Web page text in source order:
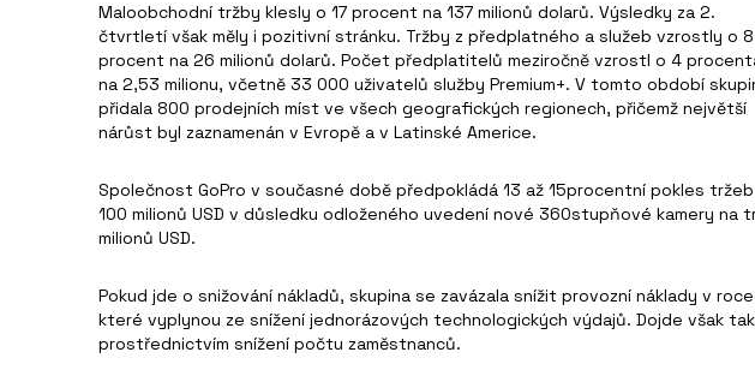
Maloobchodní tržby klesly o 17 procent na 137 milionů dolarů. Výsledky za 2.
čtvrtletí však měly i pozitivní stránku. Tržby z předplatného a služeb vzrostly o 8
procent na 26 milionů dolarů. Počet předplatitelů meziročně vzrostl o 4
na 2,53 milionu, včetně 33 000 uživatelů služby Premium+. V tomto období
přidala 800 prodejních míst ve všech geografických regionech, přičemž největší
nárůst byl zaznamenán v Evropě a v Latinské Americe.
Společnost GoPro v současné době předpokládá 13 až 15procentní pokles
100 milionů USD v důsledku odloženého uvedení nové 360stupňové kamery
milionů USD.
Pokud jde o snižování nákladů, skupina se zavázala snížit provozní náklady v
které vyplynou ze snížení jednorázových technologických výdajů. Dojde však
prostřednictvím snížení počtu zaměstnanců.